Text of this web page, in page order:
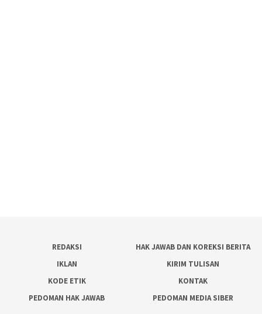
REDAKSI
HAK JAWAB DAN KOREKSI BERITA
IKLAN
KIRIM TULISAN
KODE ETIK
KONTAK
PEDOMAN HAK JAWAB
PEDOMAN MEDIA SIBER